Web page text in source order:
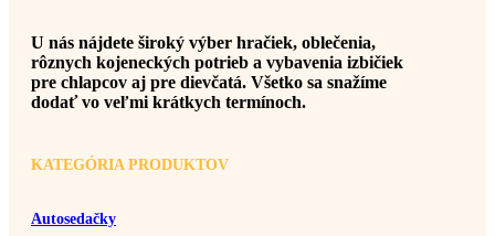
U nás nájdete široký výber hračiek, oblečenia,
rôznych kojeneckých potrieb a vybavenia izbičiek
pre chlapcov aj pre dievčatá. Všetko sa snažíme
dodať vo veľmi krátkych termínoch.
KATEGÓRIA PRODUKTOV
Autosedačky